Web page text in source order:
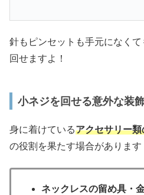
針もピンセットも手元になく
回せますよ！
小ネジを回せる意外な装
身に着けているアクセサリー類
の役割を果たす場合があります
ネックレスの留め具・